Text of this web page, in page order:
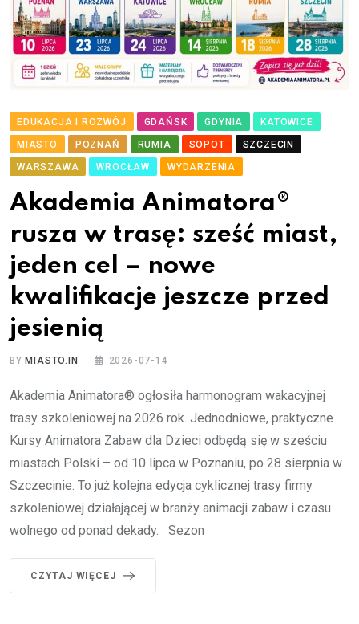
EDUKACJA I ROZWÓJ GDAŃSK GDYNIA
KATOWICE
MIASTO
POZNAŃ RUMIA SOPOT
SZCZECIN
WARSZAWA
WROCŁAW WYDARZENIA
Akademia Animatora®
rusza w trasę: sześć miast,
jeden cel – nowe
kwalifikacje jeszcze przed
jesienią
BYMIASTO.IN 2026-07-14
Akademia Animatora® ogłosiła harmonogram wakacyjnej
trasy szkoleniowej na 2026 rok. Jednodniowe, praktyczne
Kursy Animatora Zabaw dla Dzieci odbędą się w sześciu
miastach Polski – od 10 lipca w Poznaniu, po 28 sierpnia w
Szczecinie. To już kolejna edycja cyklicznej trasy firmy
szkoleniowej działającej w branży animacji zabaw i czasu
wolnego od ponad dekady. Sezon
CZYTAJ WIĘCEJ